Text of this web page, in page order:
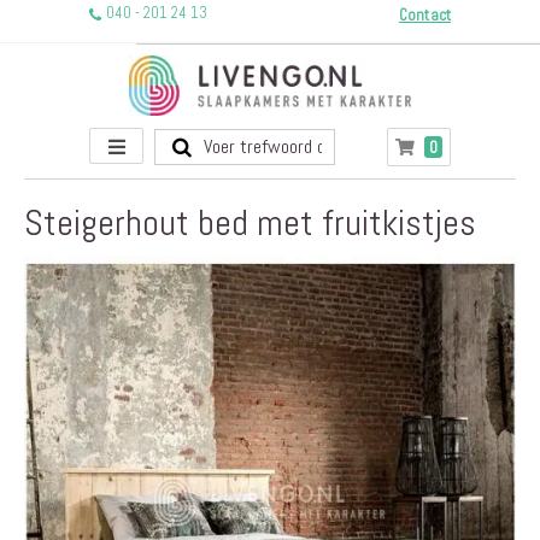
040 - 201 24 13 Contact
Toggle
Nav
Winkelwagen
0producten
Steigerhout bed met fruitkistjes
Ga
naar
het
einde
van
de
afbeeldingen-
gallerij